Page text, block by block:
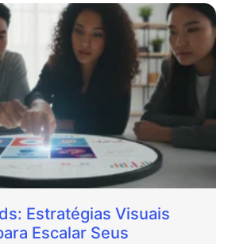
Estratégias Visuais
Escalar Seus